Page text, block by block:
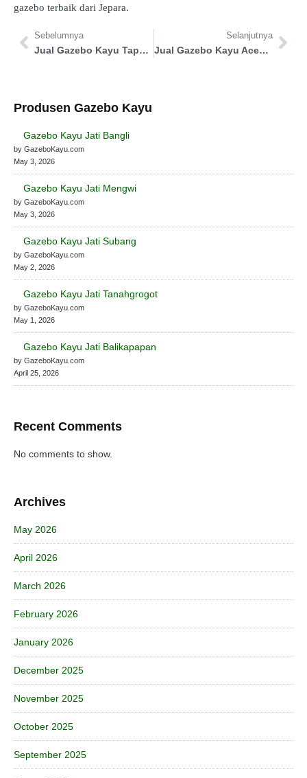
gazebo terbaik dari Jepara.
Sebelumnya
Jual Gazebo Kayu Tapanuli Utara
Selanjutnya
Jual Gazebo Kayu Aceh Selatan
Produsen Gazebo Kayu
Gazebo Kayu Jati Bangli
by GazeboKayu.com
May 3, 2026
Gazebo Kayu Jati Mengwi
by GazeboKayu.com
May 3, 2026
Gazebo Kayu Jati Subang
by GazeboKayu.com
May 2, 2026
Gazebo Kayu Jati Tanahgrogot
by GazeboKayu.com
May 1, 2026
Gazebo Kayu Jati Balikapapan
by GazeboKayu.com
April 25, 2026
Recent Comments
No comments to show.
Archives
May 2026
April 2026
March 2026
February 2026
January 2026
December 2025
November 2025
October 2025
September 2025